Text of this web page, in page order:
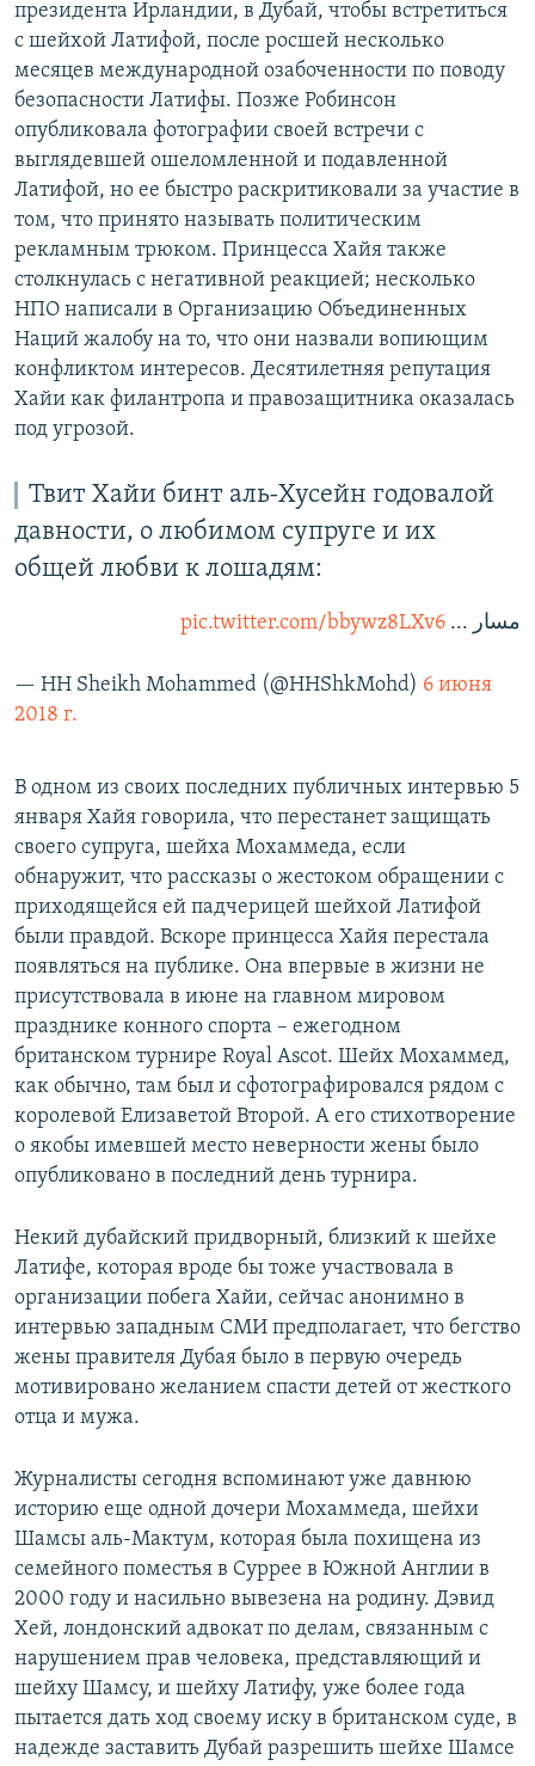
президента Ирландии, в Дубай, чтобы встретиться
с шейхой Латифой, после росшей несколько
месяцев международной озабоченности по поводу
безопасности Латифы. Позже Робинсон
опубликовала фотографии своей встречи с
выглядевшей ошеломленной и подавленной
Латифой, но ее быстро раскритиковали за участие в
том, что принято называть политическим
рекламным трюком. Принцесса Хайя также
столкнулась с негативной реакцией; несколько
НПО написали в Организацию Объединенных
Наций жалобу на то, что они назвали вопиющим
конфликтом интересов. Десятилетняя репутация
Хайи как филантропа и правозащитника оказалась
под угрозой.
Твит Хайи бинт аль-Хусейн годовалой
давности, о любимом супруге и их
общей любви к лошадям:
مسار ... pic.twitter.com/bbywz8LXv6
— HH Sheikh Mohammed (@HHShkMohd) 6 июня
2018 г.
В одном из своих последних публичных интервью 5
января Хайя говорила, что перестанет защищать
своего супруга, шейха Мохаммеда, если
обнаружит, что рассказы о жестоком обращении с
приходящейся ей падчерицей шейхой Латифой
были правдой. Вскоре принцесса Хайя перестала
появляться на публике. Она впервые в жизни не
присутствовала в июне на главном мировом
празднике конного спорта – ежегодном
британском турнире Royal Ascot. Шейх Мохаммед,
как обычно, там был и сфотографировался рядом с
королевой Елизаветой Второй. А его стихотворение
о якобы имевшей место неверности жены было
опубликовано в последний день турнира.
Некий дубайский придворный, близкий к шейхе
Латифе, которая вроде бы тоже участвовала в
организации побега Хайи, сейчас анонимно в
интервью западным СМИ предполагает, что бегство
жены правителя Дубая было в первую очередь
мотивировано желанием спасти детей от жесткого
отца и мужа.
Журналисты сегодня вспоминают уже давнюю
историю еще одной дочери Мохаммеда, шейхи
Шамсы аль-Мактум, которая была похищена из
семейного поместья в Суррее в Южной Англии в
2000 году и насильно вывезена на родину. Дэвид
Хей, лондонский адвокат по делам, связанным с
нарушением прав человека, представляющий и
шейху Шамсу, и шейху Латифу, уже более года
пытается дать ход своему иску в британском суде, в
надежде заставить Дубай разрешить шейхе Шамсе